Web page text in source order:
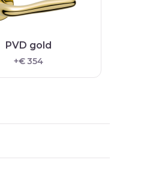
PVD gold
+€ 354